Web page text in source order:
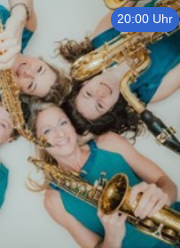
20:00 Uhr